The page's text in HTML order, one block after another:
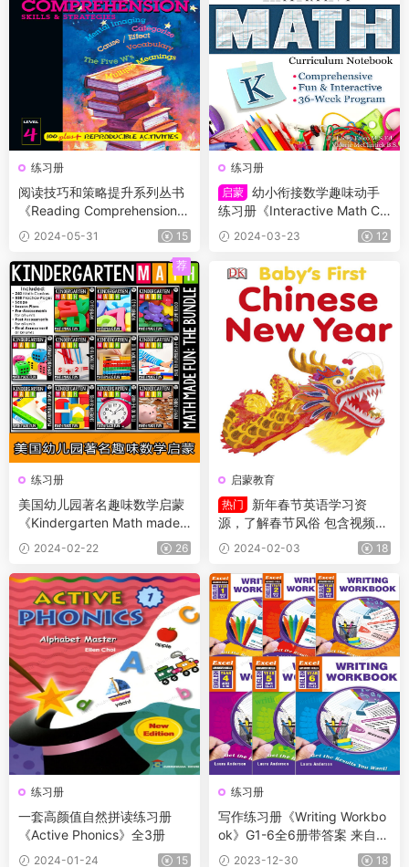
练习册
阅读技巧和策略提升系列丛书
《Reading Comprehension S
kills and Strategies》L3-L8
共计6本
2024-05-31 15
练习册
启蒙 幼小衔接数学趣味动手
练习册《Interactive Math Cu
rriculum Notebook》家长省
心搞定孩子数学启蒙
2024-03-23 12
练习册
美国幼儿园著名趣味数学启蒙
《Kindergarten Math made f
un》11个主题数学练习册
2024-02-22 26
荐
启蒙教育
热门
新年春节英语学习资
源，了解春节风俗 包含视频
+绘本/音频+手工+练习册等
2024-02-03 18
练习册
一套高颜值自然拼读练习册
《Active Phonics》全3册
2024-01-24 15
练习册
写作练习册《Writing Workbo
ok》G1-6全6册带答案 来自澳
大利亚的原版练习册
2023-12-30 18